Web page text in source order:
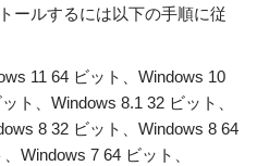
ールするには以下の手順に従
11 64 ビット、Windows 10
ト、Windows 8.1 32 ビット、
8 32 ビット、Windows 8 64
Windows 7 64 ビット、